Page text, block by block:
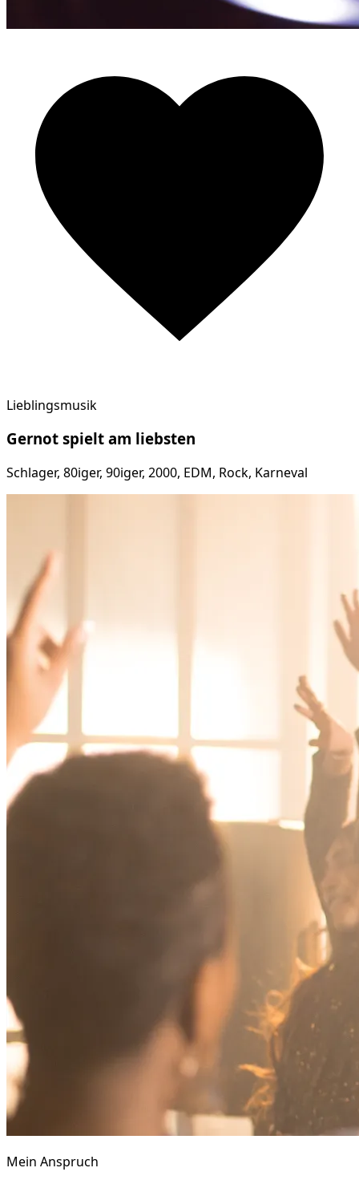
Lieblingsmusik
Gernot spielt am liebsten
Schlager, 80iger, 90iger, 2000, EDM, Rock, Karneval
Mein Anspruch